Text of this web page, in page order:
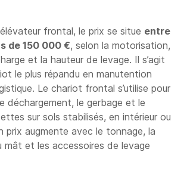
frontal, le prix se situe entre
de 150 000 €, selon la motorisation,
et la hauteur de levage. Il s’agit
le plus répandu en manutention
Le chariot frontal s’utilise pour
déchargement, le gerbage et le
sur sols stabilisés, en intérieur ou
prix augmente avec le tonnage, la
mât et les accessoires de levage